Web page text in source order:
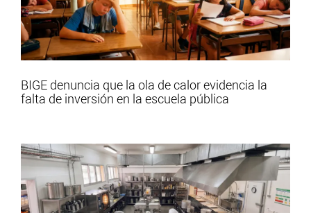
BIGE denuncia que la ola de calor evidencia la
falta de inversión en la escuela pública